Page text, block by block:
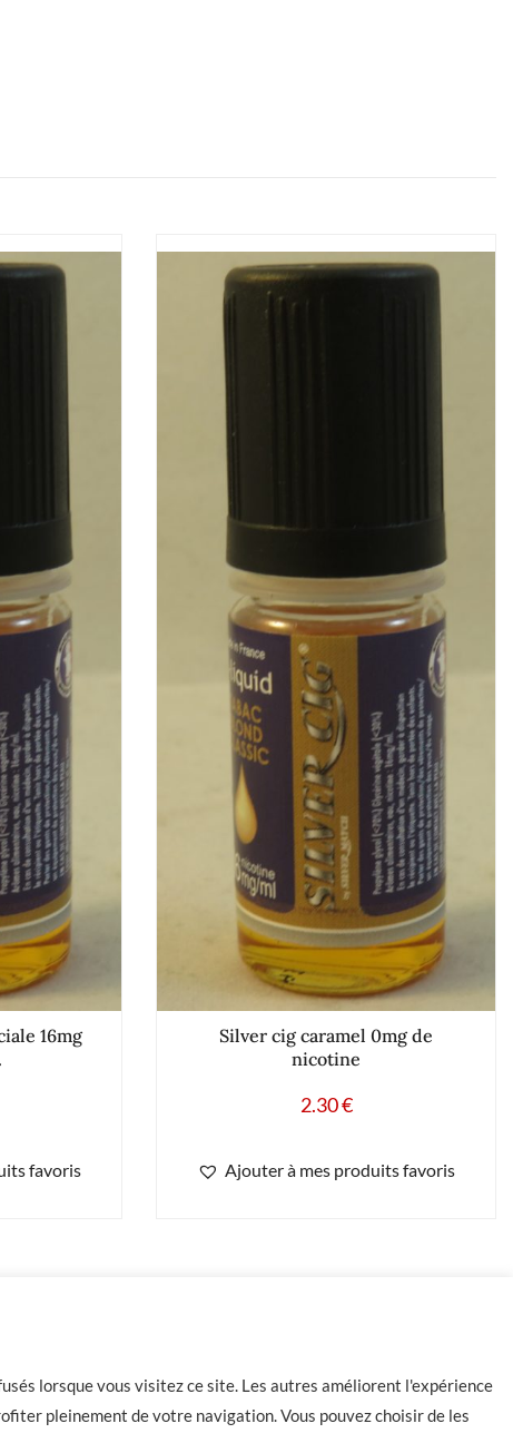
16mg
favoris
Silver cig caramel 0mg de
nicotine
2.30€
Ajouter à mes produits favoris
lorsque vous visitez ce site. Les autres améliorent l'expérience
pleinement de votre navigation. Vous pouvez choisir de les